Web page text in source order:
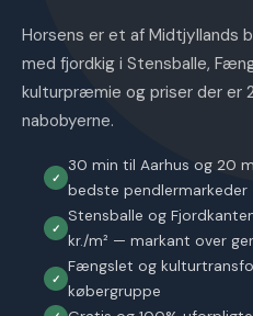
Horsens er et af Midtjyllands
med fjordkig i Stensballe,
kulturpræmie og priser der er
nabobyerne.
30 min til Aarhus og 20
bedste pendlermarkeder
Stensballe og
kr./m² — markant over
Fængslet og
købergruppe